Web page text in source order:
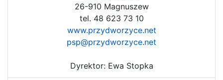
26-910 Magnuszew
tel. 48 623 73 10
www.przydworzyce.net
psp@przydworzyce.net
Dyrektor: Ewa Stopka